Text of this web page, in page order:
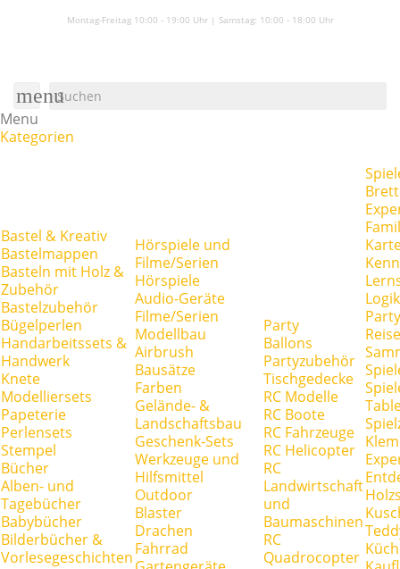
Montag-Freitag 10:00 - 19:00 Uhr | Samstag: 10:00 - 18:00 Uhr
menu
Menu
Kategorien
Bastel & Kreativ
Bastelmappen
Basteln mit Holz &
Zubehör
Bastelzubehör
Bügelperlen
Handarbeitssets &
Handwerk
Knete
Modelliersets
Papeterie
Perlensets
Stempel
Bücher
Alben- und
Tagebücher
Babybücher
Bilderbücher &
Vorlesegeschichten
Hörspiele und
Filme/Serien
Hörspiele
Audio-Geräte
Filme/Serien
Modellbau
Airbrush
Bausätze
Farben
Gelände- &
Landschaftsbau
Geschenk-Sets
Werkzeuge und
Hilfsmittel
Outdoor
Blaster
Drachen
Fahrrad
Party
Ballons
Partyzubehör
Tischgedecke
RC Modelle
RC Boote
RC Fahrzeuge
RC Helicopter
RC
Landwirtschaft
und
Baumaschinen
RC
Quadrocopter